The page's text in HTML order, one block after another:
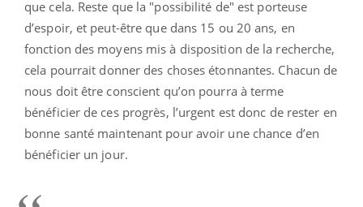
que cela. Reste que la "possibilité de" est porteuse
d’espoir, et peut-être que dans 15 ou 20 ans, en
fonction des moyens mis à disposition de la recherche,
cela pourrait donner des choses étonnantes. Chacun de
nous doit être conscient qu’on pourra à terme
bénéficier de ces progrès, l’urgent est donc de rester en
bonne santé maintenant pour avoir une chance d’en
bénéficier un jour.